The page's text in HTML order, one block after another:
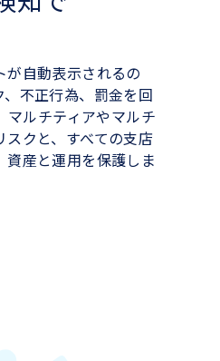
が自動表示されるの
不正行為、罰金を回
マルチティアやマルチ
スクと、すべての支店
産と運用を保護しま